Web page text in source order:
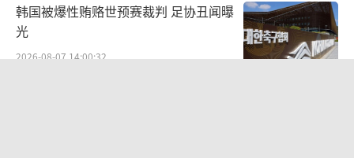
韩国被爆性贿赂世预赛裁判 足协丑闻曝
光
2026-08-07 14:00:32